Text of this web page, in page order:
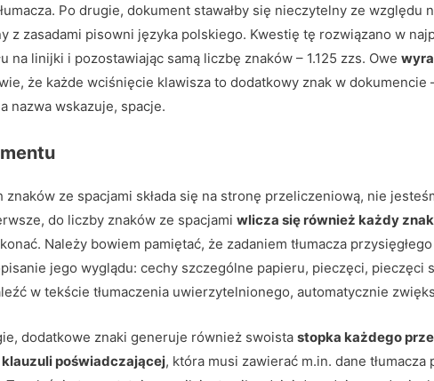
Po drugie, dokument stawałby się nieczytelny ze
z zasadami pisowni języka polskiego. Kwestię tę rozwiązano w
na linijki i pozostawiając samą liczbę znaków – 1.125 zzs. Owe
że każde wciśnięcie klawisza to dodatkowy znak w
nazwa wskazuje, spacje.
ze spacjami składa się na stronę przeliczeniową, nie
do liczby znaków ze spacjamiwlicza się również każdy
Należy bowiem pamiętać, że zadaniem tłumacza
jego wyglądu: cechy szczególne papieru, pieczęci, pieczęci
w tekście tłumaczenia uwierzytelnionego, automatycznie
dodatkowe znaki generuje również swoista stopka każdego
klauzuli poświadczającej, która musi zawierać m.in. dane tłumacza